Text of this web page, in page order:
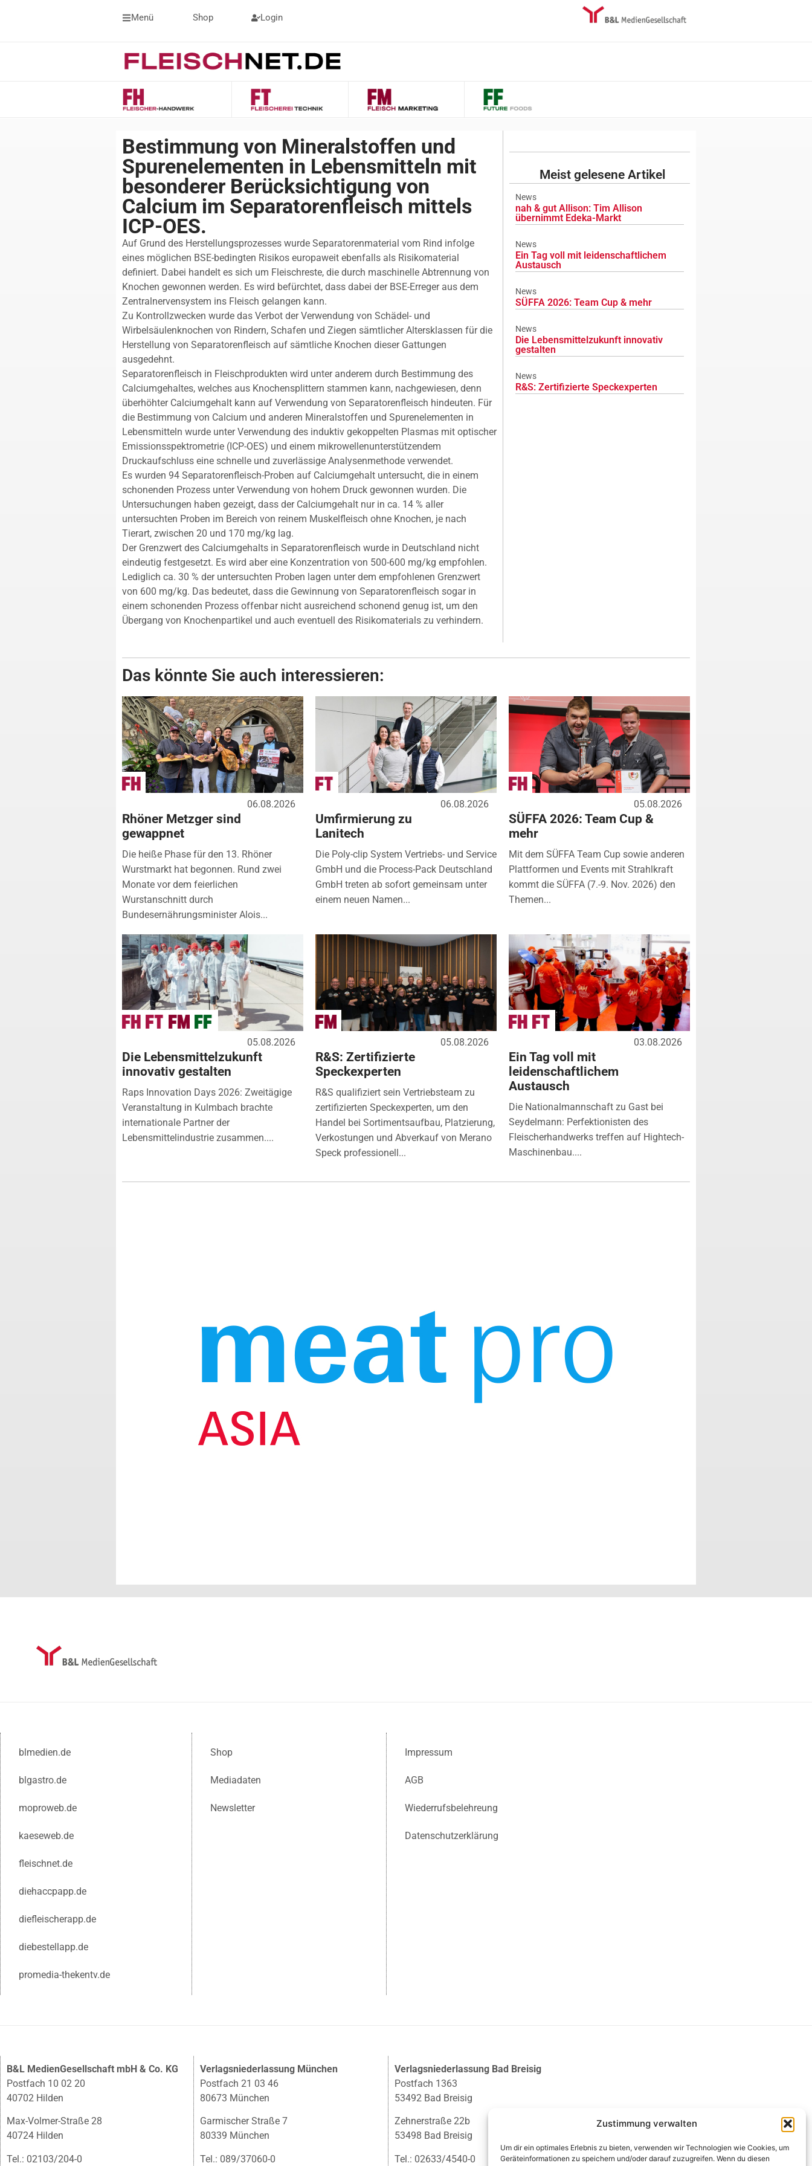
Zustimmung verwalten
Um dir ein optimales Erlebnis zu bieten, verwenden wir Technologien wie Cookies, um
Geräteinformationen zu speichern und/oder darauf zuzugreifen. Wenn du diesen
Menü Shop Login
Bestimmung von Mineralstoffen und
Spurenelementen in Lebensmitteln mit
besonderer Berücksichtigung von
Calcium im Separatorenfleisch mittels
ICP-OES.
Auf Grund des Herstellungsprozesses wurde Separatorenmaterial vom Rind infolge
eines möglichen BSE-bedingten Risikos europaweit ebenfalls als Risikomaterial
definiert. Dabei handelt es sich um Fleischreste, die durch maschinelle Abtrennung von
Knochen gewonnen werden. Es wird befürchtet, dass dabei der BSE-Erreger aus dem
Zentralnervensystem ins Fleisch gelangen kann.
Zu Kontrollzwecken wurde das Verbot der Verwendung von Schädel- und
Wirbelsäulenknochen von Rindern, Schafen und Ziegen sämtlicher Altersklassen für die
Herstellung von Separatorenfleisch auf sämtliche Knochen dieser Gattungen
ausgedehnt.
Separatorenfleisch in Fleischprodukten wird unter anderem durch Bestimmung des
Calciumgehaltes, welches aus Knochensplittern stammen kann, nachgewiesen, denn
überhöhter Calciumgehalt kann auf Verwendung von Separatorenfleisch hindeuten. Für
die Bestimmung von Calcium und anderen Mineralstoffen und Spurenelementen in
Lebensmitteln wurde unter Verwendung des induktiv gekoppelten Plasmas mit optischer
Emissionsspektrometrie (ICP-OES) und einem mikrowellenunterstützendem
Druckaufschluss eine schnelle und zuverlässige Analysenmethode verwendet.
Es wurden 94 Separatorenfleisch-Proben auf Calciumgehalt untersucht, die in einem
schonenden Prozess unter Verwendung von hohem Druck gewonnen wurden. Die
Untersuchungen haben gezeigt, dass der Calciumgehalt nur in ca. 14 % aller
untersuchten Proben im Bereich von reinem Muskelfleisch ohne Knochen, je nach
Tierart, zwischen 20 und 170 mg/kg lag.
Der Grenzwert des Calciumgehalts in Separatorenfleisch wurde in Deutschland nicht
eindeutig festgesetzt. Es wird aber eine Konzentration von 500-600 mg/kg empfohlen.
Lediglich ca. 30 % der untersuchten Proben lagen unter dem empfohlenen Grenzwert
von 600 mg/kg. Das bedeutet, dass die Gewinnung von Separatorenfleisch sogar in
einem schonenden Prozess offenbar nicht ausreichend schonend genug ist, um den
Übergang von Knochenpartikel und auch eventuell des Risikomaterials zu verhindern.
Meist gelesene Artikel
News
nah & gut Allison: Tim Allison
übernimmt Edeka-Markt
News
Ein Tag voll mit leidenschaftlichem
Austausch
News
SÜFFA 2026: Team Cup & mehr
News
Die Lebensmittelzukunft innovativ
gestalten
News
R&S: Zertifizierte Speckexperten
Das könnte Sie auch interessieren:
06.08.2026
Rhöner Metzger sind
gewappnet
Die heiße Phase für den 13. Rhöner
Wurstmarkt hat begonnen. Rund zwei
Monate vor dem feierlichen
Wurstanschnitt durch
Bundesernährungsminister Alois...
06.08.2026
Umfirmierung zu
Lanitech
Die Poly-clip System Vertriebs- und Service
GmbH und die Process-Pack Deutschland
GmbH treten ab sofort gemeinsam unter
einem neuen Namen...
05.08.2026
SÜFFA 2026: Team Cup &
mehr
Mit dem SÜFFA Team Cup sowie anderen
Plattformen und Events mit Strahlkraft
kommt die SÜFFA (7.-9. Nov. 2026) den
Themen...
05.08.2026
Die Lebensmittelzukunft
innovativ gestalten
Raps Innovation Days 2026: Zweitägige
Veranstaltung in Kulmbach brachte
internationale Partner der
Lebensmittelindustrie zusammen....
05.08.2026
R&S: Zertifizierte
Speckexperten
R&S qualifiziert sein Vertriebsteam zu
zertifizierten Speckexperten, um den
Handel bei Sortimentsaufbau, Platzierung,
Verkostungen und Abverkauf von Merano
Speck professionell...
03.08.2026
Ein Tag voll mit
leidenschaftlichem
Austausch
Die Nationalmannschaft zu Gast bei
Seydelmann: Perfektionisten des
Fleischerhandwerks treffen auf Hightech-
Maschinenbau....
blmedien.de
blgastro.de
moproweb.de
kaeseweb.de
fleischnet.de
diehaccpapp.de
diefleischerapp.de
diebestellapp.de
promedia-thekentv.de
Shop
Mediadaten
Newsletter
Impressum
AGB
Wiederrufsbelehreung
Datenschutzerklärung
B&L MedienGesellschaft mbH & Co. KG
Postfach 10 02 20
40702 Hilden
Max-Volmer-Straße 28
40724 Hilden
Tel.: 02103/204-0
Verlagsniederlassung München
Postfach 21 03 46
80673 München
Garmischer Straße 7
80339 München
Tel.: 089/37060-0
Verlagsniederlassung Bad Breisig
Postfach 1363
53492 Bad Breisig
Zehnerstraße 22b
53498 Bad Breisig
Tel.: 02633/4540-0